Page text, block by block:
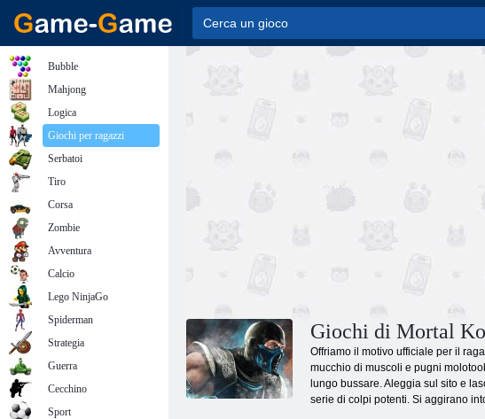
Giochi di Mortal
Offriamo il motivo ufficiale per il
mucchio di muscoli e pugni
lungo bussare. Aleggia sul sito e
serie di colpi potenti. Si aggirano
Bubble
Mahjong
Logica
Giochi per ragazzi
Serbatoi
Tiro
Corsa
Zombie
Avventura
Calcio
Lego NinjaGo
Spiderman
Strategia
Guerra
Cecchino
Sport